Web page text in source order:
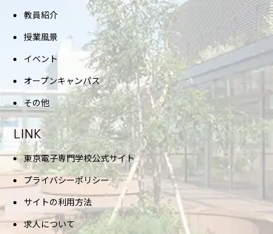
教員紹介
授業風景
イベント
オープンキャンパス
その他
LINK
東京電子専門学校公式サイト
プライバシーポリシー
サイトの利用方法
求人について